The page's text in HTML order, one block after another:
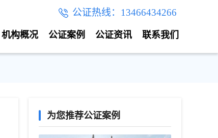
公证热线：13466434266
联系我们
公证资讯
公证案例
机构概况
为您推荐公证案例